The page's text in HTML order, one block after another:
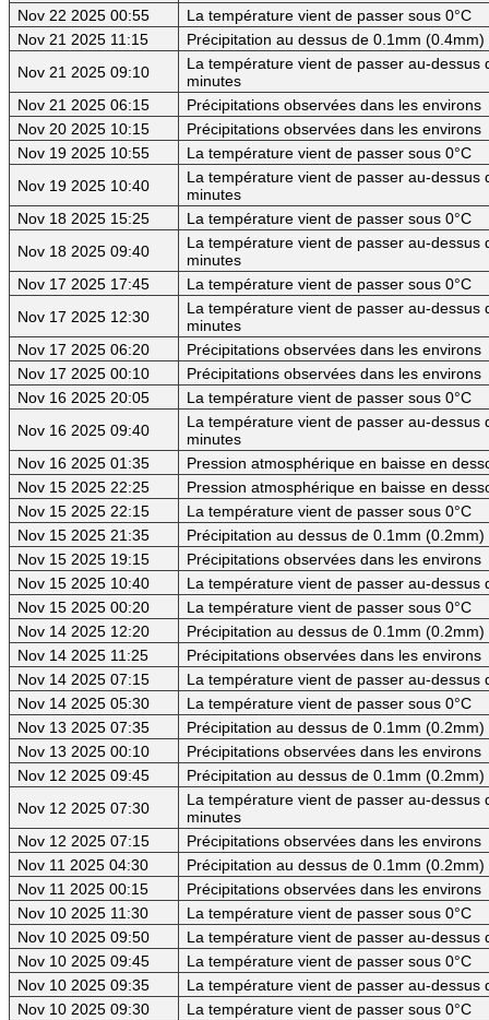
Nov 22 2025 00:55
La température vient de passer sous 0°C
Nov 21 2025 11:15
Précipitation au dessus de 0.1mm
Nov 21 2025 09:10
La température vient de passer au-
minutes
Nov 21 2025 06:15
Précipitations observées dans les environs
Nov 20 2025 10:15
Précipitations observées dans les environs
Nov 19 2025 10:55
La température vient de passer sous 0°C
Nov 19 2025 10:40
La température vient de passer au-
minutes
Nov 18 2025 15:25
La température vient de passer sous 0°C
Nov 18 2025 09:40
La température vient de passer au-
minutes
Nov 17 2025 17:45
La température vient de passer sous 0°C
Nov 17 2025 12:30
La température vient de passer au-
minutes
Nov 17 2025 06:20
Précipitations observées dans les environs
Nov 17 2025 00:10
Précipitations observées dans les environs
Nov 16 2025 20:05
La température vient de passer sous 0°C
Nov 16 2025 09:40
La température vient de passer au-dessus
minutes
Nov 16 2025 01:35
Pression atmosphérique en baisse en
Nov 15 2025 22:25
Pression atmosphérique en baisse en
Nov 15 2025 22:15
La température vient de passer sous 0°C
Nov 15 2025 21:35
Précipitation au dessus de 0.1mm
Nov 15 2025 19:15
Précipitations observées dans les environs
Nov 15 2025 10:40
La température vient de passer au-dessus
Nov 15 2025 00:20
La température vient de passer sous 0°C
Nov 14 2025 12:20
Précipitation au dessus de 0.1mm
Nov 14 2025 11:25
Précipitations observées dans les environs
Nov 14 2025 07:15
La température vient de passer au-dessus
Nov 14 2025 05:30
La température vient de passer sous 0°C
Nov 13 2025 07:35
Précipitation au dessus de 0.1mm
Nov 13 2025 00:10
Précipitations observées dans les environs
Nov 12 2025 09:45
Précipitation au dessus de 0.1mm
Nov 12 2025 07:30
La température vient de passer au-dessus
minutes
Nov 12 2025 07:15
Précipitations observées dans les environs
Nov 11 2025 04:30
Précipitation au dessus de 0.1mm
Nov 11 2025 00:15
Précipitations observées dans les environs
Nov 10 2025 11:30
La température vient de passer sous 0°C
Nov 10 2025 09:50
La température vient de passer au-dessus
Nov 10 2025 09:45
La température vient de passer sous 0°C
Nov 10 2025 09:35
La température vient de passer au-dessus
Nov 10 2025 09:30
La température vient de passer sous 0°C